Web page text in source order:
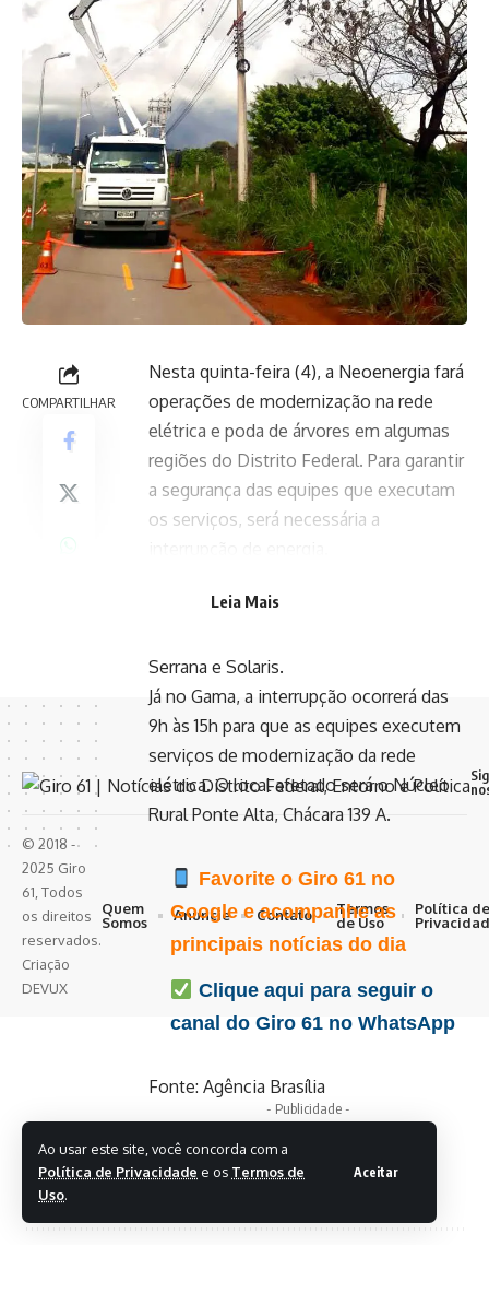
Ao usar este site, você concorda com a
Política de Privacidade e os Termos de
Uso.
Aceitar
COMPARTILHAR
Nesta quinta-feira (4), a Neoenergia fará
operações de modernização na rede
elétrica e poda de árvores em algumas
regiões do Distrito Federal. Para garantir
a segurança das equipes que executam
os serviços, será necessária a
das 10h às 16h, para poda de árvores. Os
Serrana e Solaris.
Já no Gama, a interrupção ocorrerá das
9h às 15h para que as equipes executem
serviços de modernização da rede
elétrica. O local afetado será o Núcleo
Rural Ponte Alta, Chácara 139 A.
Favorite o Giro 61 no
Google e acompanhe as
principais notícias do dia
Clique aqui para seguir o
canal do Giro 61 no WhatsApp
Fonte: Agência Brasília
- Publicidade -
Leia Mais
© 2018 -
2025 Giro
61, Todos
os direitos
reservados.
Criação
DEVUX
Quem
Somos
Anuncie Contato
Termos
de Uso
Política